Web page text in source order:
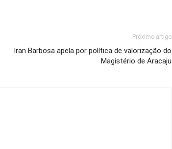
Próximo artigo
Iran Barbosa apela por política de valorização do
Magistério de Aracaju